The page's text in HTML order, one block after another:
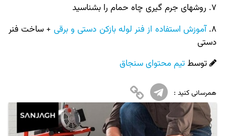
7. روشهای جرم گیری چاه حمام را بشناسید
8. آموزش استفاده از فنر لوله بازکن دستی و برقی + ساخت فنر
دستی
توسطتیم محتوای سنجاق
همرسانی کنید :